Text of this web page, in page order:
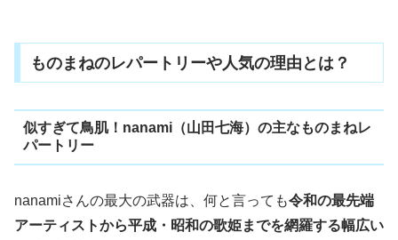
ものまねのレパートリーや人気の理由とは？
似すぎて鳥肌！nanami（山田七海）の主なものまねレ
パートリー
nanamiさんの最大の武器は、何と言っても令和の最先端
アーティストから平成・昭和の歌姫までを網羅する幅広い